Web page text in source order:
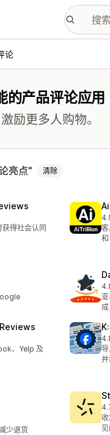
论
的产品评论应用
励更多人购物。
亮点 清除
得社会认同
、Yelp 及
总
少退货